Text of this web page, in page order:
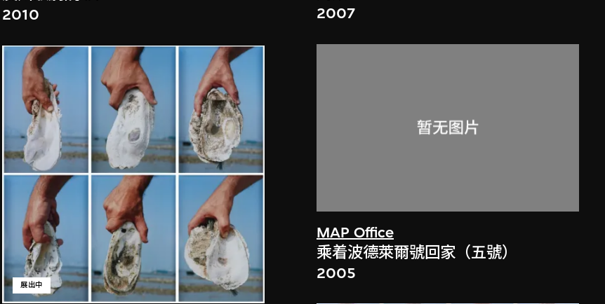
2010
展出中
2007
MAP Office
乘着波德萊爾號回家（五號）
2005